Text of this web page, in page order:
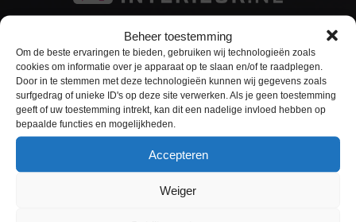
Beheer toestemming
Om de beste ervaringen te bieden, gebruiken wij technologieën zoals
cookies om informatie over je apparaat op te slaan en/of te raadplegen.
Door in te stemmen met deze technologieën kunnen wij gegevens zoals
surfgedrag of unieke ID's op deze site verwerken. Als je geen toestemming
geeft of uw toestemming intrekt, kan dit een nadelige invloed hebben op
bepaalde functies en mogelijkheden.
Accepteren
Weiger
Sitemap
Home
Interieurfolie